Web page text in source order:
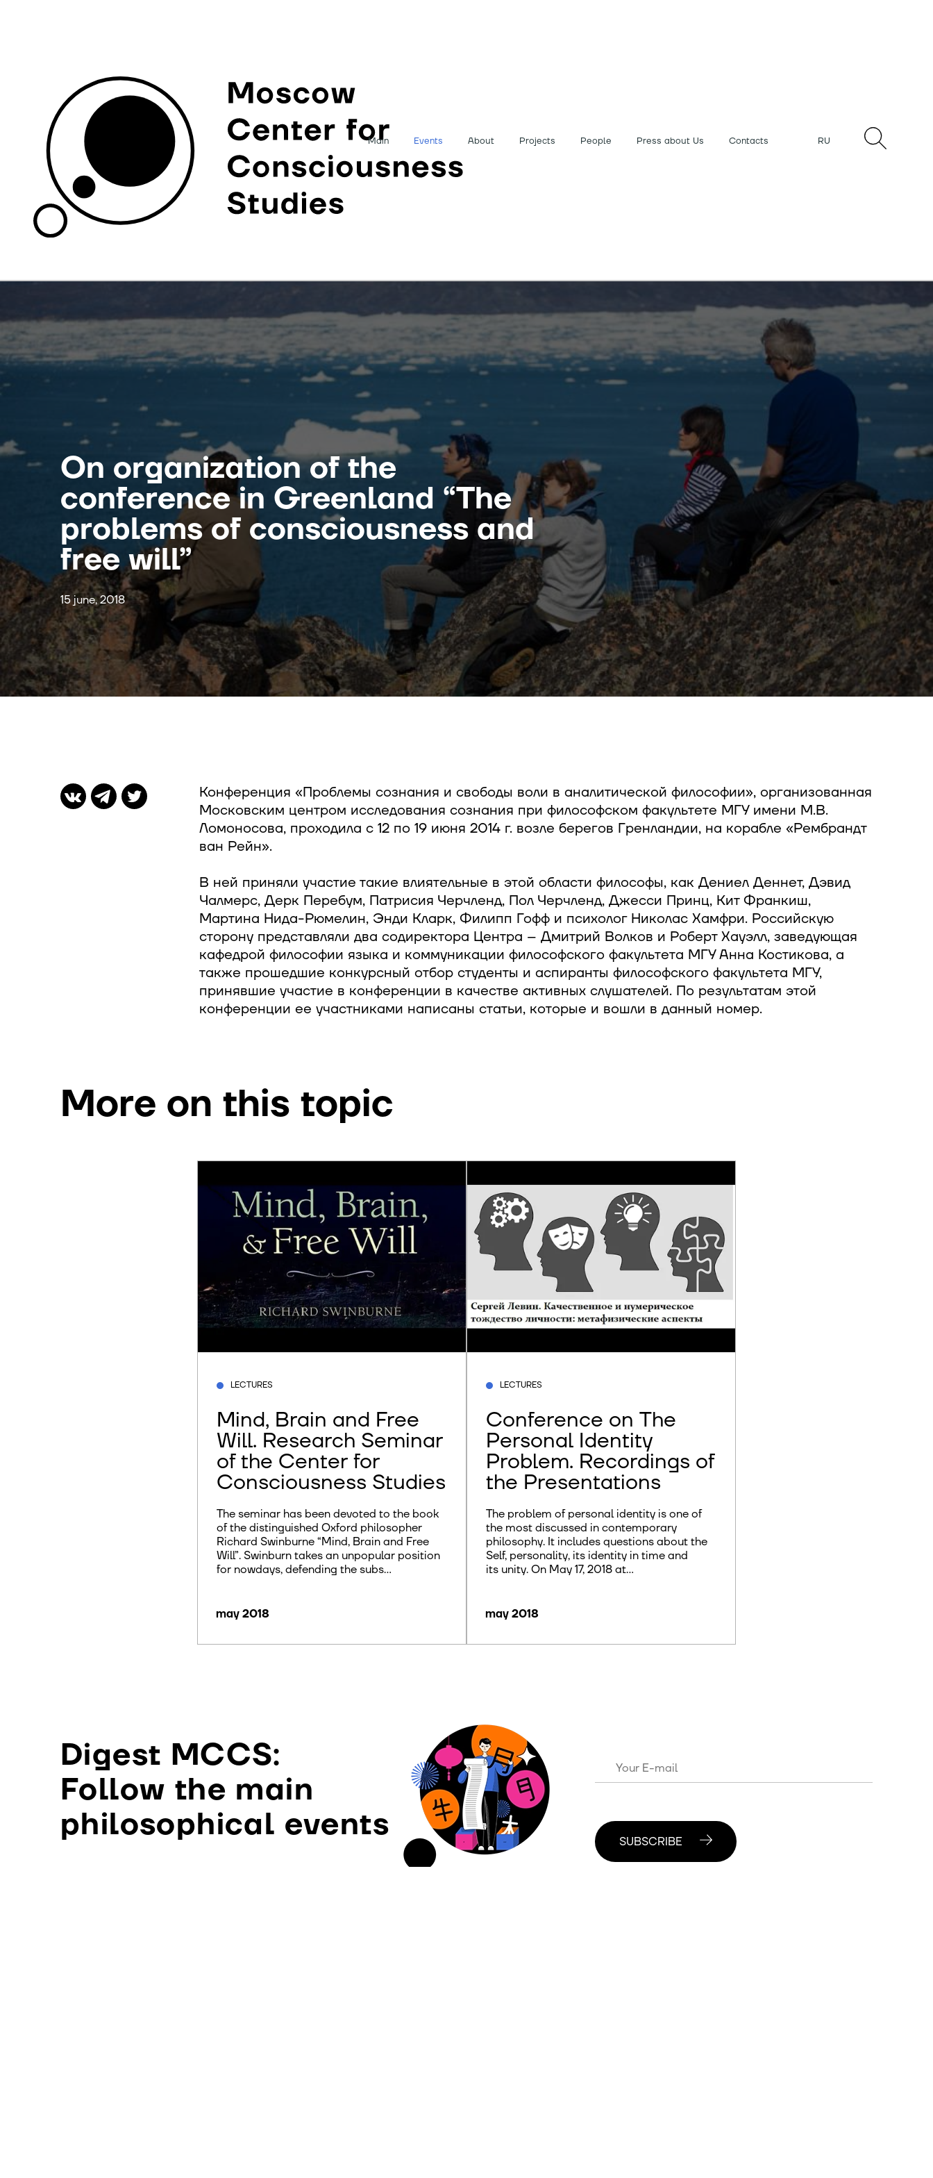
Main Events About Projects People Press about Us Contacts RU
On organization of the
conference in Greenland “The
problems of consciousness and
free will”
15 june, 2018
Конференция «Проблемы сознания и свободы воли в аналитической философии», организованная
Московским центром исследования сознания при философском факультете МГУ имени М.В.
Ломоносова, проходила с 12 по 19 июня 2014 г. возле берегов Гренландии, на корабле «Рембрандт
ван Рейн».
В ней приняли участие такие влиятельные в этой области философы, как Дениел Деннет, Дэвид
Чалмерс, Дерк Перебум, Патрисия Черчленд, Пол Черчленд, Джесси Принц, Кит Франкиш,
Мартина Нида-Рюмелин, Энди Кларк, Филипп Гофф и психолог Николас Хамфри. Российскую
сторону представляли два содиректора Центра – Дмитрий Волков и Роберт Хауэлл, заведующая
кафедрой философии языка и коммуникации философского факультета МГУ Анна Костикова, а
также прошедшие конкурсный отбор студенты и аспиранты философского факультета МГУ,
принявшие участие в конференции в качестве активных слушателей. По результатам этой
конференции ее участниками написаны статьи, которые и вошли в данный номер.
More on this topic
LECTURES
Mind, Brain and Free
Will. Research Seminar
of the Center for
Consciousness Studies
The seminar has been devoted to the book
of the distinguished Oxford philosopher
Richard Swinburne “Mind, Brain and Free
Will”. Swinburn takes an unpopular position
for nowdays, defending the subs...
may 2018
LECTURES
Conference on The
Personal Identity
Problem. Recordings of
the Presentations
The problem of personal identity is one of
the most discussed in contemporary
philosophy. It includes questions about the
Self, personality, its identity in time and
its unity. On May 17, 2018 at...
may 2018
Digest MCCS:
Follow the main
philosophical events
SUBSCRIBE